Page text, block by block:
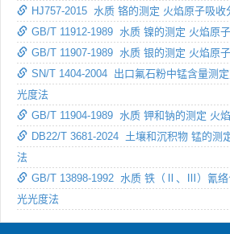
HJ757-2015 水质 铬的测定 火焰原子吸收
GB/T 11912-1989 水质 镍的测定 火焰原
GB/T 11907-1989 水质 银的测定 火焰原
SN/T 1404-2004 出口氟石粉中锰含量测
光度法
GB/T 11904-1989 水质 钾和钠的测定 火
DB22/T 3681-2024 土壤和沉积物 锰的测
法
GB/T 13898-1992 水质 铁（Ⅱ、Ⅲ）氰络
光光度法